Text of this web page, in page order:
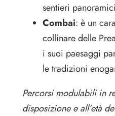
sentieri
Combai: è un
collinare delle
i suoi paesaggi
le tradizioni
Percorsi modulabili in
disposizione e all’età